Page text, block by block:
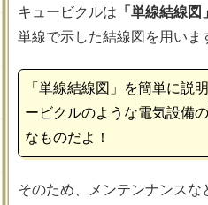
キュービクルは 「単線結線図」
単線で示した結線図を用いま
「単線結線図」を簡単に説
ービクルのような電気設備
なものだよ！
そのため、メンテンナンスな